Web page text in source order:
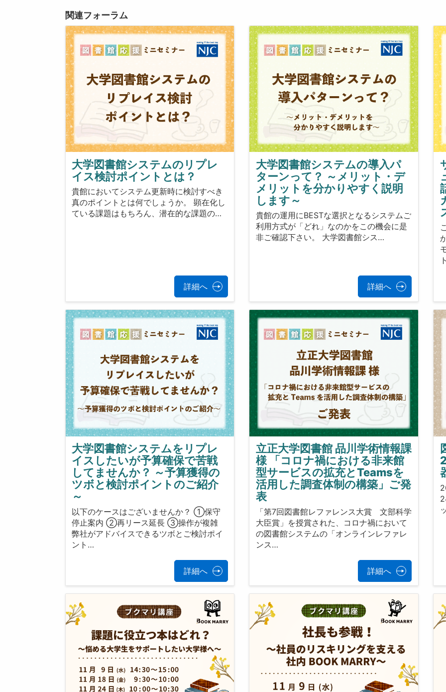
関連フォーラム
大学図書館システムのリプレ
イス検討ポイントとは？
貴館においてシステム更新時に検討すべき
真のポイントとは何でしょうか。 顕在化し
ている課題はもちろん、潜在的な課題の…
詳細へ
大学図書館システムの導入パ
ターンって？ ～メリット・デ
メリットを分かりやすく説明
します～
貴館の運用にBESTな選択となるシステムご
利用方式が「どれ」なのかをこの機会に是
非ご確認下さい。 大学図書館シス…
詳細へ
大学図書館システムをリプレ
イスしたいが予算確保で苦戦
してませんか？ ～予算獲得の
ツボと検討ポイントのご紹介
～
以下のケースはございませんか？ ①保守
停止案内 ②再リース延長 ③操作が複雑
弊社がアドバイスできるツボとご検討ポイ
ント…
詳細へ
立正大学図書館 品川学術情報課
様 「コロナ禍における非来館
型サービスの拡充とTeamsを
活用した調査体制の構築」ご発
表
「第7回図書館レファレンス大賞 文部科学
大臣賞」を授賞された、コロナ禍において
の図書館システムの「オンラインレファレ
ンス…
詳細へ